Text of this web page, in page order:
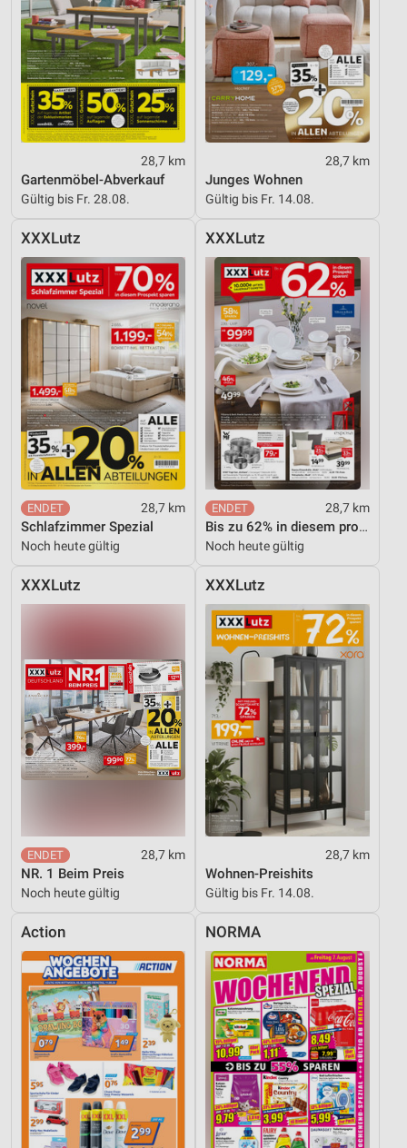
28,7 km
Gartenmöbel-Abverkauf
Gültig bis Fr. 28.08.
28,7 km
Junges Wohnen
Gültig bis Fr. 14.08.
XXXLutz
28,7 km
Schlafzimmer Spezial
Noch heute gültig
XXXLutz
28,7 km
Bis zu 62% in diesem prospekt
Noch heute gültig
XXXLutz
28,7 km
NR. 1 Beim Preis
Noch heute gültig
XXXLutz
28,7 km
Wohnen-Preishits
Gültig bis Fr. 14.08.
Action NORMA